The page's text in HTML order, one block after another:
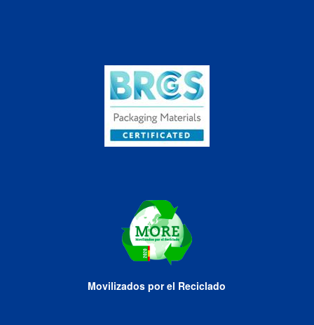
Movilizados por el Reciclado